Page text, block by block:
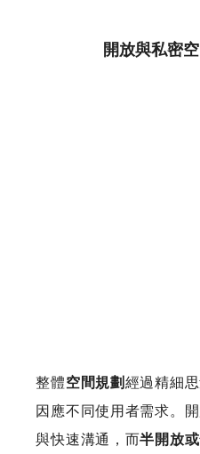
開放與私密
整體空間規劃經過精細
因應不同使用者需求。
與快速溝通，而半開放